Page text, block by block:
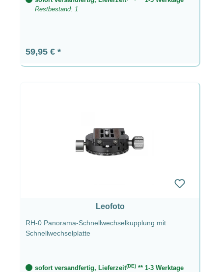
Restbestand: 1
Regulärer Preis:
59,95 €
Leofoto
RH-0 Panorama-Schnellwechselkupplung mit
Schnellwechselplatte
sofort versandfertig, Lieferzeit(DE) ** 1-3 Werktage